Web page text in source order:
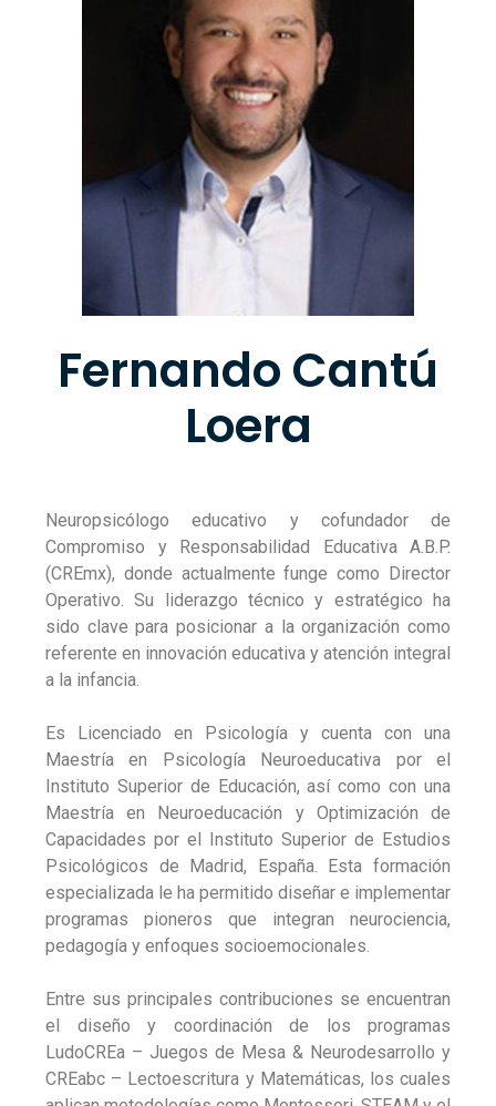
Fernando Cantú
Loera
Neuropsicólogo educativo y cofundador de
Compromiso y Responsabilidad Educativa A.B.P.
(CREmx), donde actualmente funge como Director
Operativo. Su liderazgo técnico y estratégico ha
sido clave para posicionar a la organización como
referente en innovación educativa y atención integral
a la infancia.
Es Licenciado en Psicología y cuenta con una
Maestría en Psicología Neuroeducativa por el
Instituto Superior de Educación, así como con una
Maestría en Neuroeducación y Optimización de
Capacidades por el Instituto Superior de Estudios
Psicológicos de Madrid, España. Esta formación
especializada le ha permitido diseñar e implementar
programas pioneros que integran neurociencia,
pedagogía y enfoques socioemocionales.
Entre sus principales contribuciones se encuentran
el diseño y coordinación de los programas
LudoCREa – Juegos de Mesa & Neurodesarrollo y
CREabc – Lectoescritura y Matemáticas, los cuales